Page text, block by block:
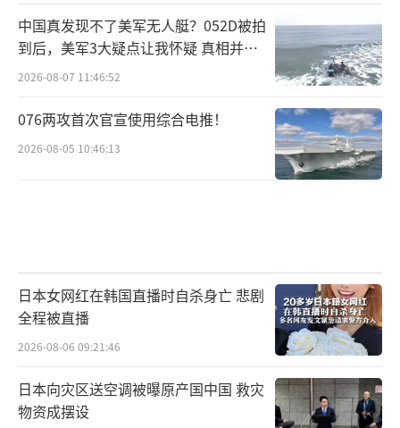
中国真发现不了美军无人艇？052D被拍
到后，美军3大疑点让我怀疑 真相并非
如此
2026-08-07 11:46:52
076两攻首次官宣使用综合电推！
2026-08-05 10:46:13
日本女网红在韩国直播时自杀身亡 悲剧
全程被直播
2026-08-06 09:21:46
日本向灾区送空调被曝原产国中国 救灾
物资成摆设